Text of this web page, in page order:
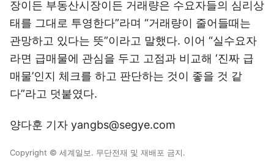
장이든 부동산시장이든 거래량은 수요자들의 심리상
태를 그대로 투영한다”라며 “거래량이 줄어들때는
관망하고 있다는 뜻”이라고 말했다. 이어 “실수요자
라면 급매물에 관심을 두고 고점과 비교해 ‘진짜 급
매물’인지 체크를 하고 판단하는 것이 좋을 것 같
다”라고 덧붙였다.
양다훈 기자 yangbs@segye.com
Copyright © 세계일보. 무단전재 및 재배포 금지.